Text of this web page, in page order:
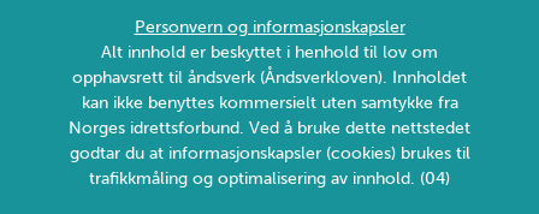
Personvern og informasjonskapsler
Alt innhold er beskyttet i henhold til lov om
opphavsrett til åndsverk (Åndsverkloven). Innholdet
kan ikke benyttes kommersielt uten samtykke fra
Norges idrettsforbund. Ved å bruke dette nettstedet
godtar du at informasjonskapsler (cookies) brukes til
trafikkmåling og optimalisering av innhold. (04)